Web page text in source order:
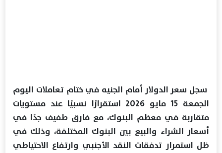
سجل سعر الدولار أمام الجنيه في ختام تعاملات اليوم
الجمعة 15 مايو 2026 استقرارًا نسبيًا عند مستويات
متقاربة في معظم البنوك، مع فارق طفيف جدًا في
أسعار الشراء والبيع بين البنوك المختلفة، وذلك في
ظل استمرار تدفقات النقد الأجنبي وارتفاع الاحتياطي